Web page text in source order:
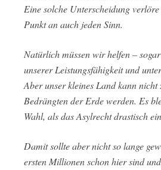
Eine solche Unterscheidung
Punkt an auch jeden Sinn.
Natürlich müssen wir helfen –
unserer Leistungsfähigkeit und
Aber unser kleines Land kann
Bedrängten der Erde werden. Es
Wahl, als das Asylrecht drastisch
Damit sollte aber nicht so lange
ersten Millionen schon hier sind